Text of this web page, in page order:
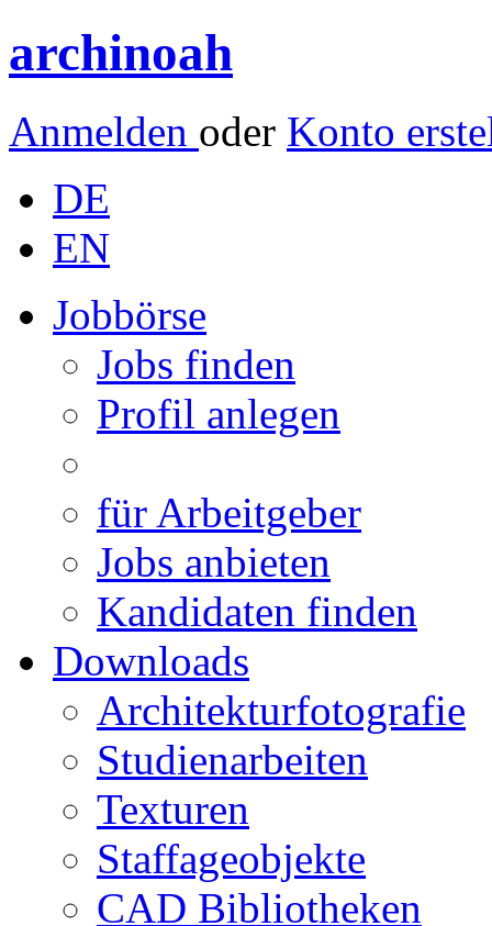
archinoah
Anmelden oder Konto
DE
EN
Jobbörse
Jobs finden
Profil anlegen
für Arbeitgeber
Jobs anbieten
Kandidaten finden
Downloads
Architekturfotografie
Studienarbeiten
Texturen
Staffageobjekte
CAD Bibliotheken